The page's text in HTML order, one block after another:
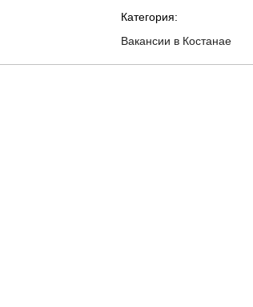
Категория:
Вакансии в Костанае